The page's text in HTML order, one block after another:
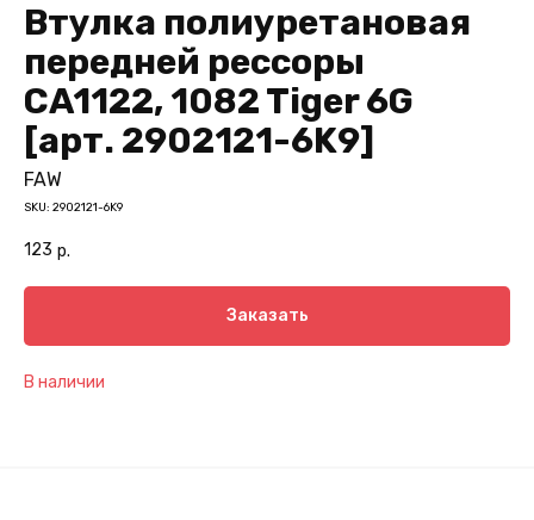
Втулка полиуретановая
передней рессоры
CA1122, 1082 Tiger 6G
[арт. 2902121-6K9]
FAW
SKU: 2902121-6K9
123 р.
Заказать
В наличии